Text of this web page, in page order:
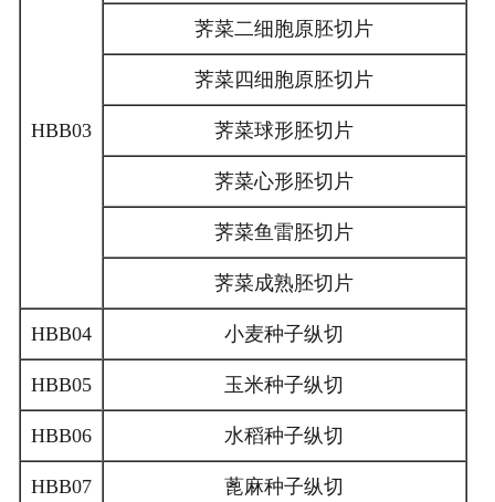
HBB03
荠菜二细胞原胚切片
荠菜四细胞原胚切片
荠菜球形胚切片
荠菜心形胚切片
荠菜鱼雷胚切片
荠菜成熟胚切片
HBB04 小麦种子纵切
HBB05 玉米种子纵切
HBB06 水稻种子纵切
HBB07 蓖麻种子纵切